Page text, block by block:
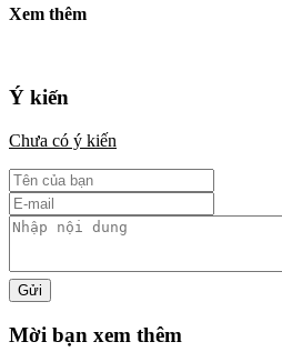
Xem thêm
Ý kiến
Chưa có ý kiến
Gửi
Mời bạn xem thêm